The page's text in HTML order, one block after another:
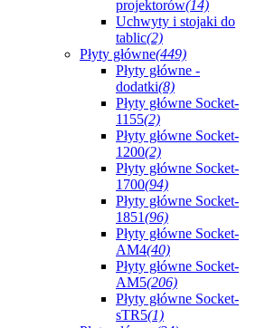
projektorów(14)
Uchwyty i stojaki do
tablic(2)
Płyty główne(449)
Płyty główne -
dodatki(8)
Płyty główne Socket-
1155(2)
Płyty główne Socket-
1200(2)
Płyty główne Socket-
1700(94)
Płyty główne Socket-
1851(96)
Płyty główne Socket-
AM4(40)
Płyty główne Socket-
AM5(206)
Płyty główne Socket-
sTR5(1)